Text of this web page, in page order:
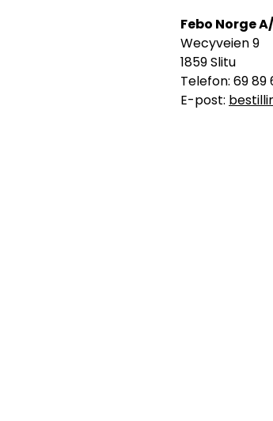
Febo Norge
Wecyveien 9
1859 Slitu
Telefon: 69 89
E-post: